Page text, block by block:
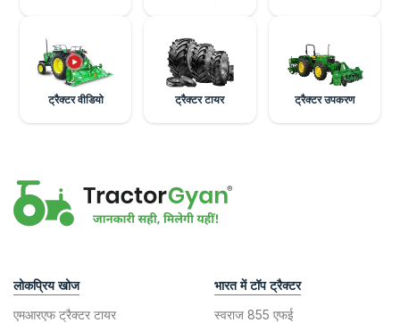
ट्रैक्टर वीडियो ट्रैक्टर टायर ट्रैक्टर उपकरण
लोकप्रिय खोज
एमआरएफ ट्रैक्टर टायर
भारत में टॉप ट्रैक्टर
स्वराज 855 एफई